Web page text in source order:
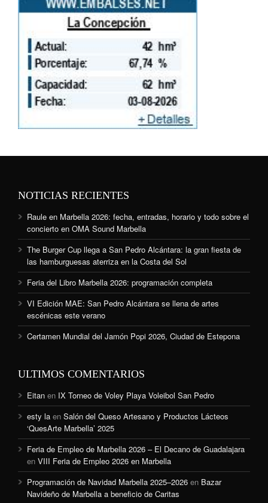
NOTICIAS RECIENTES
Raule en Marbella 2026: fecha, entradas, horario y todo sobre el
concierto en OMA Sound Marbella
The Burger Cup llega a San Pedro Alcántara: la gran fiesta de
las hamburguesas aterriza en la Costa del Sol
Feria del Libro Marbella 2026: programación completa
VI Edición MAE: San Pedro Alcántara se llena de artes
escénicas este verano
Certamen Mundial del Jamón Popi 2026, Ciudad de Estepona
ULTIMOS COMENTARIOS
Eitan en IX Torneo de Voley Playa Voleibol San Pedro
esty la en Salón del Queso Artesano y Productos Lácteos
‘QuesArte Marbella’ 2025
Feria de Empleo de Marbella 2026 – El Decano de Guadalajara
en VIII Feria de Empleo 2026 en Marbella
Programación de Navidad Marbella 2025–2026 en Bazar
Navideño de Marbella a beneficio de Caritas